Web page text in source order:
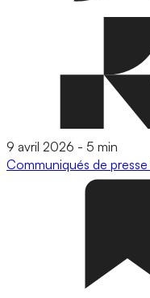
9 avril 2026 - 5 min
Communiqués de presse